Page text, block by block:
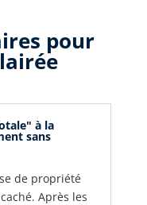
pour
à la
sans
de propriété
Après les